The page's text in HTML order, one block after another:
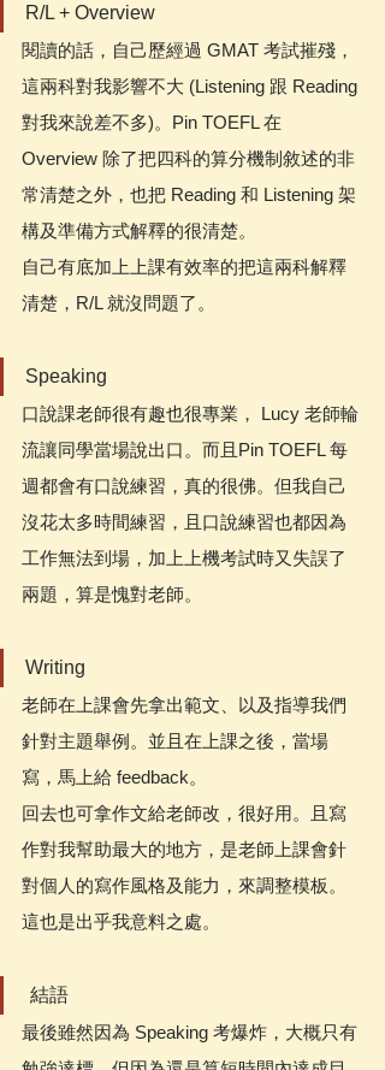
R/L + Overview
閱讀的話，自己歷經過 GMAT 考試摧殘，
這兩科對我影響不大 (Listening 跟 Reading
對我來說差不多)。Pin TOEFL 在
Overview 除了把四科的算分機制敘述的非
常清楚之外，也把 Reading 和 Listening 架
構及準備方式解釋的很清楚。
自己有底加上上課有效率的把這兩科解釋
清楚，R/L 就沒問題了。
Speaking
口說課老師很有趣也很專業， Lucy 老師輪
流讓同學當場說出口。而且Pin TOEFL 每
週都會有口說練習，真的很佛。但我自己
沒花太多時間練習，且口說練習也都因為
工作無法到場，加上上機考試時又失誤了
兩題，算是愧對老師。
Writing
老師在上課會先拿出範文、以及指導我們
針對主題舉例。並且在上課之後，當場
寫，馬上給 feedback。
回去也可拿作文給老師改，很好用。且寫
作對我幫助最大的地方，是老師上課會針
對個人的寫作風格及能力，來調整模板。
這也是出乎我意料之處。
結語
最後雖然因為 Speaking 考爆炸，大概只有